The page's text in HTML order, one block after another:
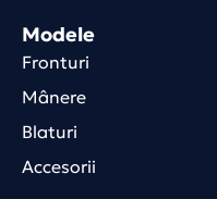
Modele
Fronturi
Mânere
Blaturi
Accesorii